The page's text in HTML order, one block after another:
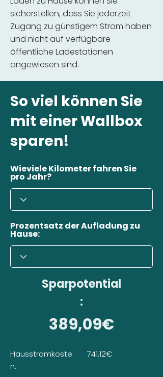
sicherstellen, dass Sie jederzeit
Zugang zu günstigem Strom haben
und nicht auf verfügbare
öffentliche Ladestationen
angewiesen sind.
So viel können Sie
mit einer Wallbox
sparen!
Wieviele Kilometer fahren Sie
pro Jahr?
Prozentsatz der Aufladung zu
Hause:
Sparpotential
:
389,09€
Hausstromkoste
n:
741,12€